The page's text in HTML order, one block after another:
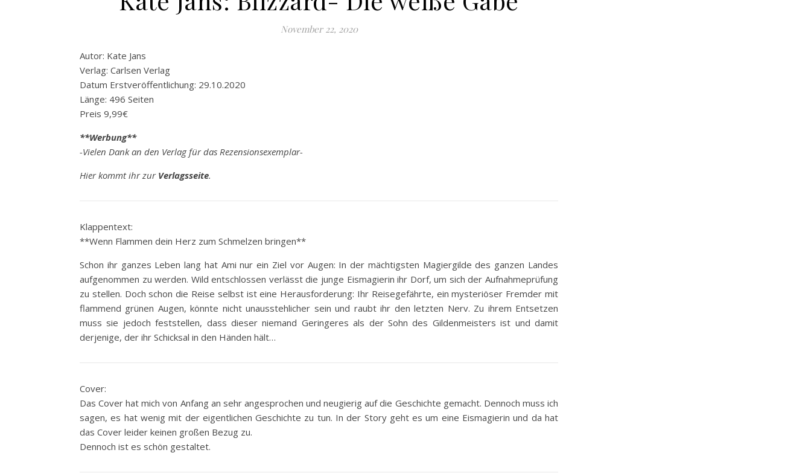
November 22, 2020
Autor: Kate Jans
Verlag: Carlsen Verlag
Datum Erstveröffentlichung: 29.10.2020
Länge: 496 Seiten
Preis 9,99€
**Werbung**
-Vielen Dank an den Verlag für das Rezensionsexemplar-
Hier kommt ihr zur Verlagsseite.
Klappentext:
**Wenn Flammen dein Herz zum Schmelzen bringen**
Schon ihr ganzes Leben lang hat Ami nur ein Ziel vor Augen: In der mächtigsten Magiergilde des ganzen Landes
aufgenommen zu werden. Wild entschlossen verlässt die junge Eismagierin ihr Dorf, um sich der Aufnahmeprüfung
zu stellen. Doch schon die Reise selbst ist eine Herausforderung: Ihr Reisegefährte, ein mysteriöser Fremder mit
flammend grünen Augen, könnte nicht unausstehlicher sein und raubt ihr den letzten Nerv. Zu ihrem Entsetzen
muss sie jedoch feststellen, dass dieser niemand Geringeres als der Sohn des Gildenmeisters ist und damit
derjenige, der ihr Schicksal in den Händen hält…
Cover:
Das Cover hat mich von Anfang an sehr angesprochen und neugierig auf die Geschichte gemacht. Dennoch muss ich
sagen, es hat wenig mit der eigentlichen Geschichte zu tun. In der Story geht es um eine Eismagierin und da hat
das Cover leider keinen großen Bezug zu.
Dennoch ist es schön gestaltet.